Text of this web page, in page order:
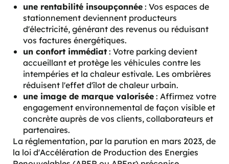
une rentabilité insoupçonnée: Vos espaces de
stationnement deviennent producteurs
d'électricité, générant des revenus ou réduisant
vos factures énergétiques.
un confort immédiat: Votre parking devient
accueillant et protège les véhicules contre les
intempéries et la chaleur estivale. Les ombrières
réduisent l'effet d'îlot de chaleur urbain.
une image de marque valorisée: Affirmez votre
engagement environnemental de façon visible et
concrète auprès de vos clients, collaborateurs et
partenaires.
La réglementation, par la parution en mars 2023, de
la loi d'Accélération de Production des Energies